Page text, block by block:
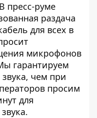
пресс-руме
раздача
для всех в
микрофонов
гарантируем
чем при
просим
для